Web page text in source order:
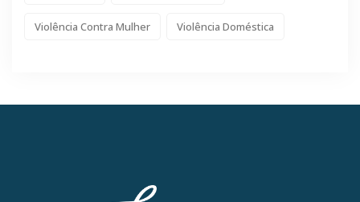
Violência Contra Mulher Violência Doméstica